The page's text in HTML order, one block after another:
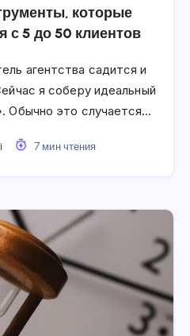
которые
с 5 до 50 клиентов
агентства садится и
я соберу идеальный
Обычно это случается…
7 мин чтения